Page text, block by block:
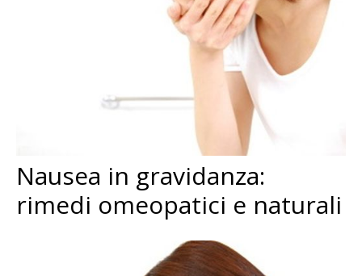
Nausea in gravidanza:
rimedi omeopatici e naturali